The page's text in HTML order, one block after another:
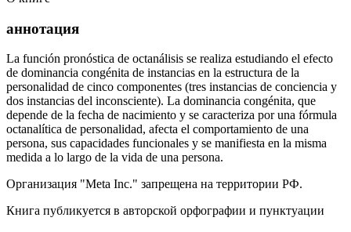
аннотация
La función pronóstica de octanálisis se realiza estudiando el efecto
de dominancia congénita de instancias en la estructura de la
personalidad de cinco componentes (tres instancias de conciencia y
dos instancias del inconsciente). La dominancia congénita, que
depende de la fecha de nacimiento y se caracteriza por una fórmula
octanalítica de personalidad, afecta el comportamiento de una
persona, sus capacidades funcionales y se manifiesta en la misma
medida a lo largo de la vida de una persona.
Организация "Meta Inc." запрещена на территории РФ.
Книга публикуется в авторской орфографии и пунктуации